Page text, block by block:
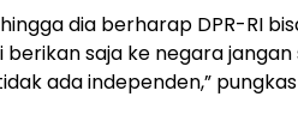
dia berharap DPR-RI
berikan saja ke negara
ada independen,” pungkas